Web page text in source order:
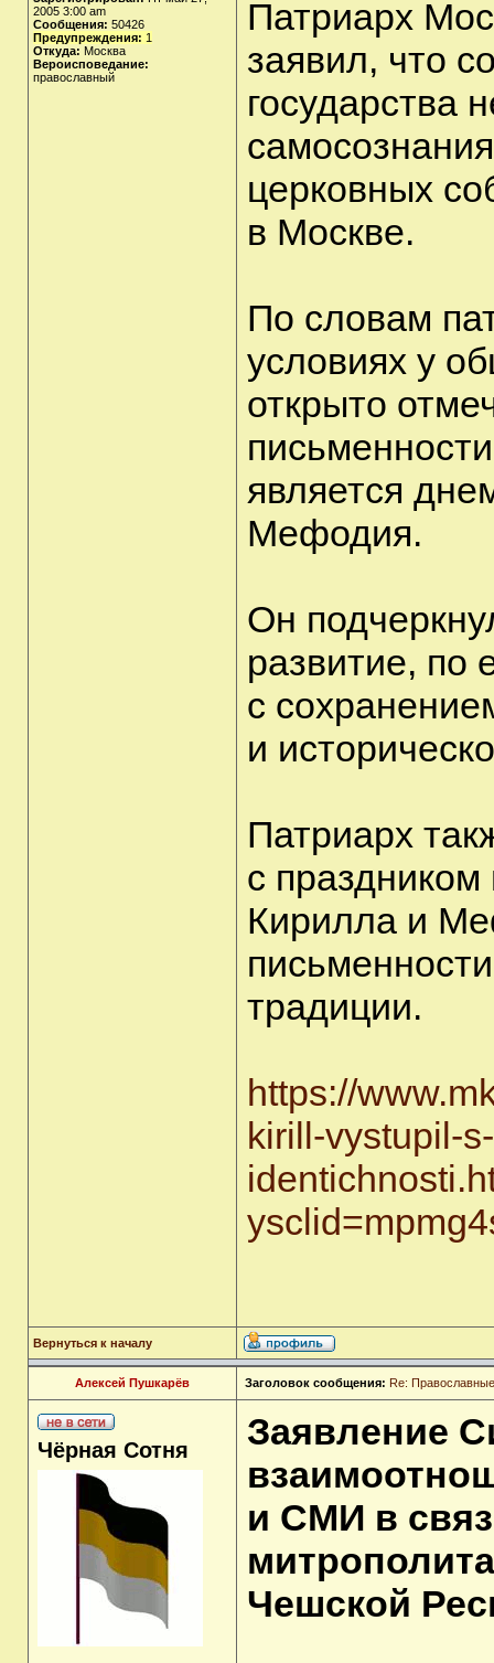
2005 3:00 am
Сообщения: 50426
Предупреждения: 1
Откуда: Москва
Вероисповедание:
православный
Патриарх
заявил, что
государства
церковных
в Москве.
По словам
условиях у
открыто
является
Мефодия.
Он
развитие, по
с
и
Патриарх
с
Кирилла и
традиции.
https://
kirill-vystupil-
Вернуться к началу
Алексей Пушкарёв Заголовок сообщения: Re:
Чёрная Сотня
Заявление
и СМИ в
Чешской